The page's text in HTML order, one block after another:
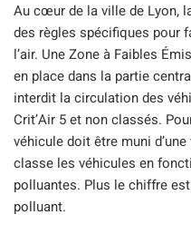
Au cœur de la ville de Lyon,
des règles spécifiques pour
l’air. Une Zone à Faibles
en place dans la partie
interdit la circulation des
Crit’Air 5 et non classés.
véhicule doit être muni
classe les véhicules en
polluantes. Plus le chiffre
polluant.